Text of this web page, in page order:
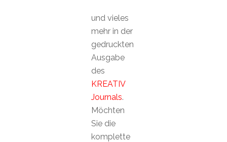
und vieles
mehr in der
gedruckten
Ausgabe
des
KREATIV
Journals.
Möchten
Sie die
komplette